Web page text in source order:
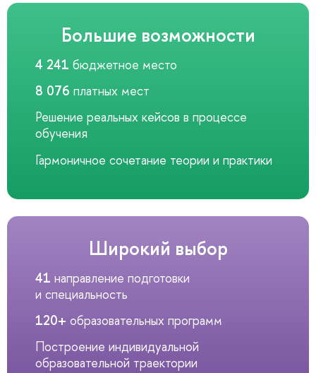
Большие возможности
4 241 бюджетное место
8 076 платных мест
Решение реальных кейсов в процессе
обучения
Гармоничное сочетание теории и практики
Широкий выбор
41 направление подготовки
и специальность
120+ образовательных программ
Построение индивидуальной
образовательной траектории